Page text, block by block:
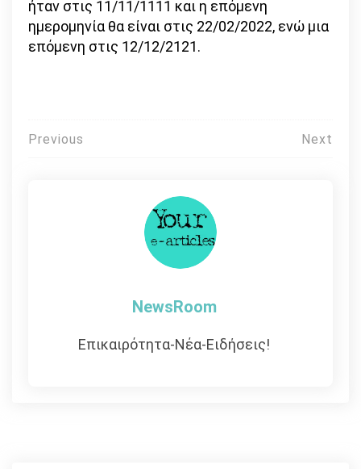
ήταν στις 11/11/1111 και η επόμενη
ημερομηνία θα είναι στις 22/02/2022, ενώ μια
επόμενη στις 12/12/2121.
Πλοήγηση
Previous Next
NewsRoom
Επικαιρότητα-Νέα-Ειδήσεις!